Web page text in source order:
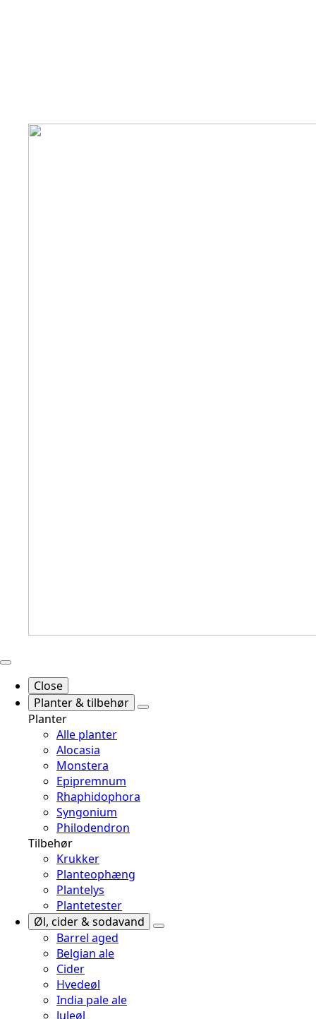
Close
Planter & tilbehør
Planter
Alle planter
Alocasia
Monstera
Epipremnum
Rhaphidophora
Syngonium
Philodendron
Tilbehør
Krukker
Planteophæng
Plantelys
Plantetester
Øl, cider & sodavand
Barrel aged
Belgian ale
Cider
Hvedeøl
India pale ale
Juleøl